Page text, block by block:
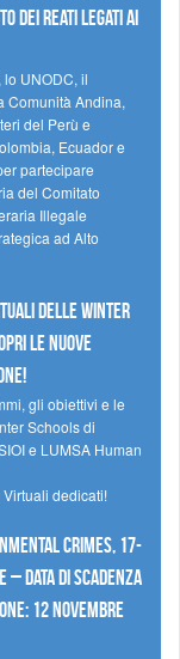
dei reati legati ai
lo UNODC, il
Comunità Andina,
del Perù e
Ecuador e
partecipare
del Comitato
Illegale
ad Alto
delle Winter
le nuove
gli obiettivi e le
Schools di
e LUMSA Human
dedicati!
Crimes, 17-
– Data di scadenza
12 novembre